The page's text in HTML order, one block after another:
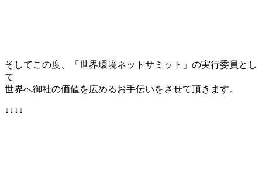
そしてこの度、「世界環境ネットサミット」の実行委員とし
て
世界へ御社の価値を広めるお手伝いをさせて頂きます。
↓↓↓↓